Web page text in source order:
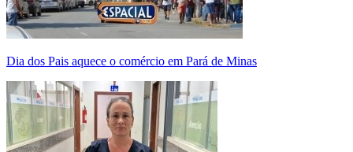
Dia dos Pais aquece o comércio em Pará de Minas